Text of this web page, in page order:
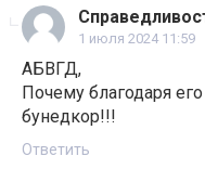
1 июля 2024 11:59
АБВГД,
Почему благодаря
бунедкор!!!
Ответить